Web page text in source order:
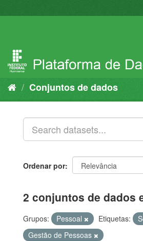
para
Conjuntos de dados
Ordenar por
2 conjuntos de dados
Grupos: Pessoal Etiquetas:
Gestão de Pessoas